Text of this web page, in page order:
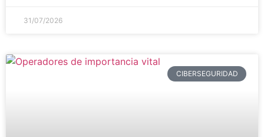
31/07/2026
CIBERSEGURIDAD